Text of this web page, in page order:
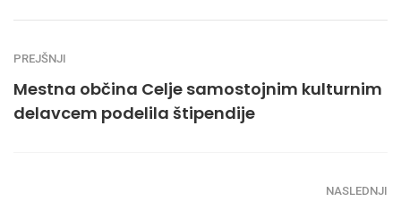
PREJŠNJI
Mestna občina Celje samostojnim kulturnim
delavcem podelila štipendije
NASLEDNJI